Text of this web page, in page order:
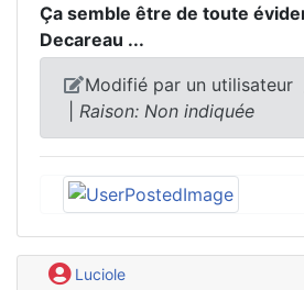
Ça semble être de toute
Decareau ...
Modifié par un utilisateur
Raison: Non indiquée
Luciole